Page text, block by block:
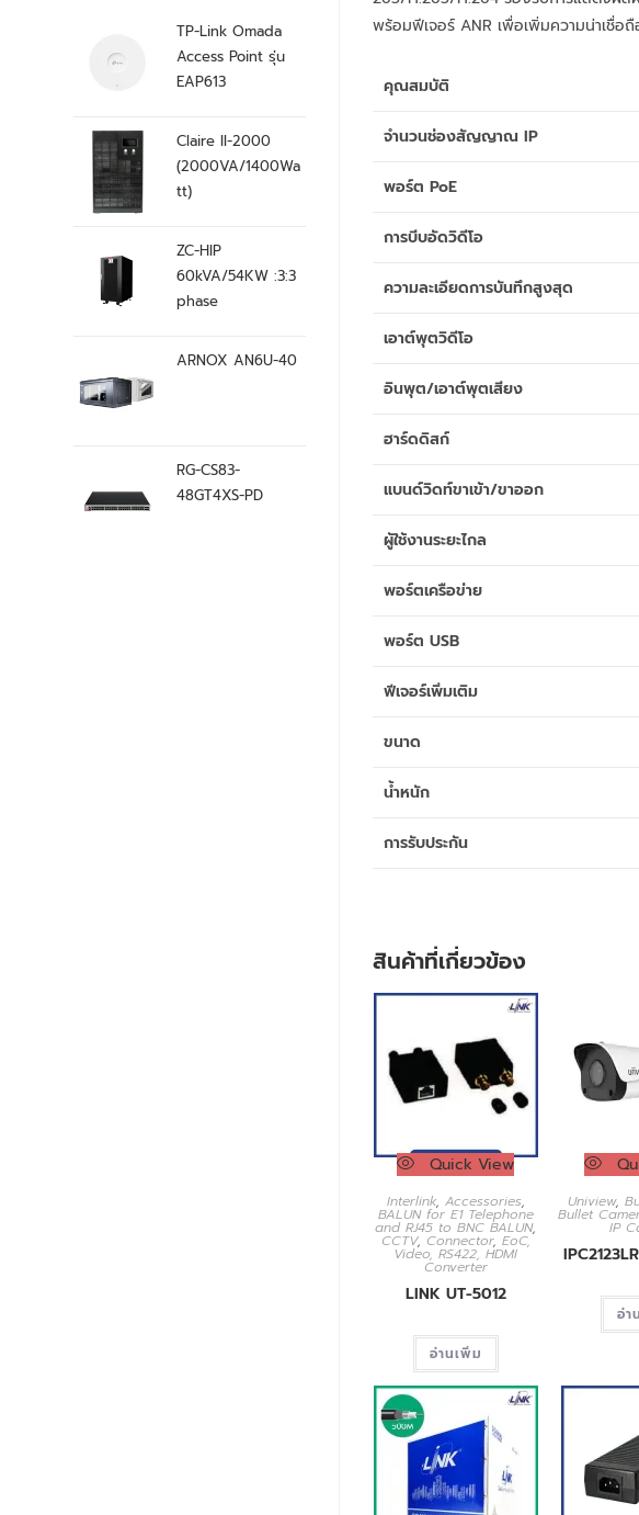
พร้อมฟีเจอร์ ANR เพื่อเพิ่มความน่าเชื่อถื
คุณสมบัติ
จำนวนช่องสัญญาณ IP
พอร์ต PoE
การบีบอัดวิดีโอ
ความละเอียดการบันทึกสูงสุด
เอาต์พุตวิดีโอ
อินพุต/เอาต์พุตเสียง
ฮาร์ดดิสก์
แบนด์วิดท์ขาเข้า/ขาออก
ผู้ใช้งานระยะไกล
พอร์ตเครือข่าย
พอร์ต USB
ฟีเจอร์เพิ่มเติม
ขนาด
น้ำหนัก
การรับประกัน
สินค้าที่เกี่ยวข้อง
Quick View
Interlink, Accessories,
BALUN for E1 Telephone
and RJ45 to BNC BALUN,
CCTV, Connector, EoC,
Video, RS422, HDMI
Converter
LINK UT-5012
อ่านเพิ่ม
Uniview,
Bullet
IP
อ่า
TP-Link Omada
Access Point รุ่น
EAP613
Claire II-2000
(2000VA/1400Wa
tt)
ZC-HIP
60kVA/54KW :3:3
phase
ARNOX AN6U-40
RG-CS83-
48GT4XS-PD